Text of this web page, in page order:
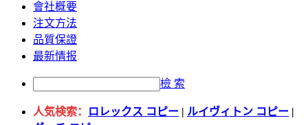
會社概要
注文方法
品質保證
最新情报
檢 索
人気検索： ロレックス コピー | ルイヴィトン コピー |